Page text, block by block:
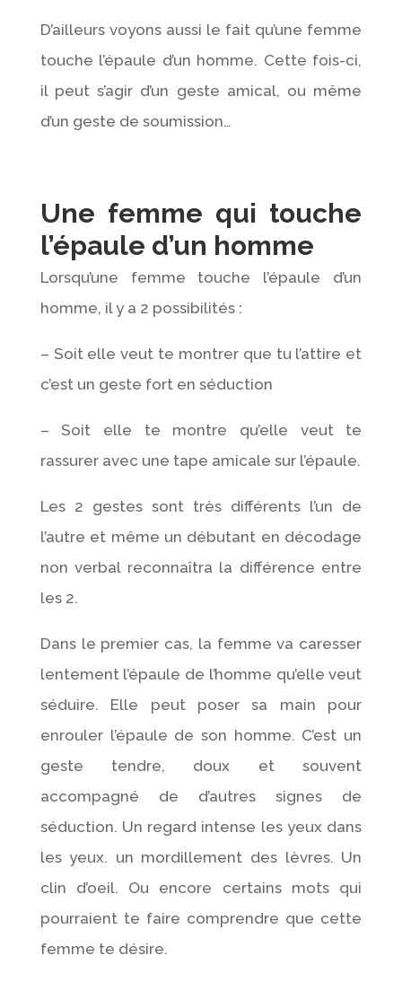
D’ailleurs voyons aussi le fait qu’une femme
touche l’épaule d’un homme. Cette fois-ci,
il peut s’agir d’un geste amical, ou même
d’un geste de soumission…
Une femme qui touche
l’épaule d’un homme
Lorsqu’une femme touche l’épaule d’un
homme, il y a 2 possibilités :
– Soit elle veut te montrer que tu l’attire et
c’est un geste fort en séduction
– Soit elle te montre qu’elle veut te
rassurer avec une tape amicale sur l’épaule.
Les 2 gestes sont très différents l’un de
l’autre et même un débutant en décodage
non verbal reconnaîtra la différence entre
les 2.
Dans le premier cas, la femme va caresser
lentement l’épaule de l’homme qu’elle veut
séduire. Elle peut poser sa main pour
enrouler l’épaule de son homme. C’est un
geste tendre, doux et souvent
accompagné de d’autres signes de
séduction. Un regard intense les yeux dans
les yeux. un mordillement des lèvres. Un
clin d’oeil. Ou encore certains mots qui
pourraient te faire comprendre que cette
femme te désire.